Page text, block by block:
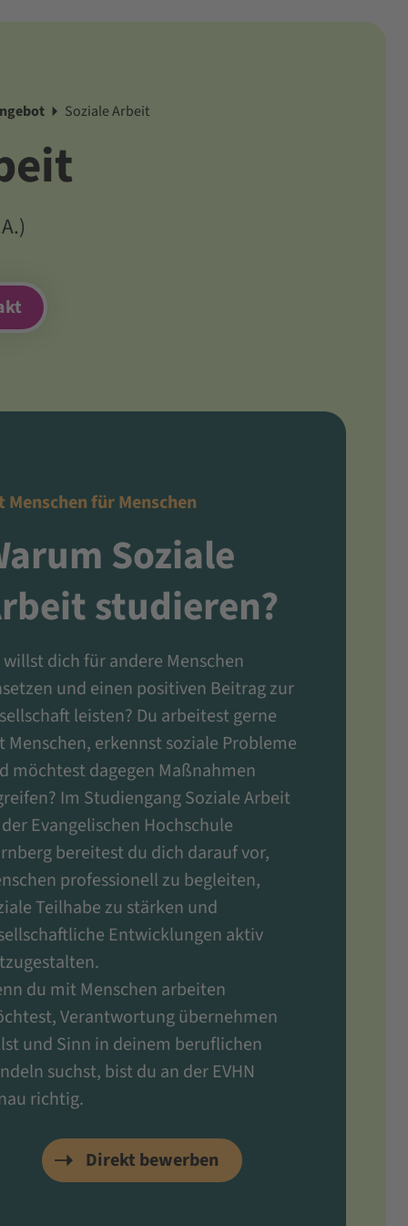
Soziale Arbeit
Menschen für Menschen
Soziale
studieren?
willst dich für andere Menschen
und einen positiven Beitrag zur
leisten? Du arbeitest gerne
Menschen, erkennst soziale Probleme
möchtest dagegen Maßnahmen
Im Studiengang Soziale Arbeit
Evangelischen Hochschule
bereitest du dich darauf vor,
professionell zu begleiten,
Teilhabe zu stärken und
Entwicklungen aktiv
du mit Menschen arbeiten
Verantwortung übernehmen
und Sinn in deinem beruflichen
suchst, bist du an der EVHN
richtig.
Direkt bewerben